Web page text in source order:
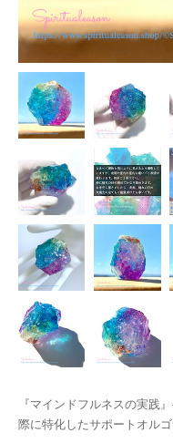
『マインドフルネスの実践
際に特化したサポートオル